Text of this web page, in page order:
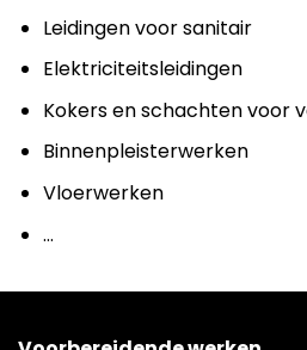
Leidingen voor sanitair
Elektriciteitsleidingen
Kokers en schachten voor
Binnenpleisterwerken
Vloerwerken
…